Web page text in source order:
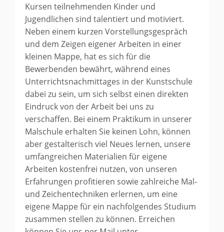
Kursen teilnehmenden Kinder und
Jugendlichen sind talentiert und motiviert.
Neben einem kurzen Vorstellungsgespräch
und dem Zeigen eigener Arbeiten in einer
kleinen Mappe, hat es sich für die
Bewerbenden bewährt, während eines
Unterrichtsnachmittages in der Kunstschule
dabei zu sein, um sich selbst einen direkten
Eindruck von der Arbeit bei uns zu
verschaffen. Bei einem Praktikum in unserer
Malschule erhalten Sie keinen Lohn, können
aber gestalterisch viel Neues lernen, unsere
umfangreichen Materialien für eigene
Arbeiten kostenfrei nutzen, von unseren
Erfahrungen profitieren sowie zahlreiche Mal-
und Zeichentechniken erlernen, um eine
eigene Mappe für ein nachfolgendes Studium
zusammen stellen zu können. Erreichen